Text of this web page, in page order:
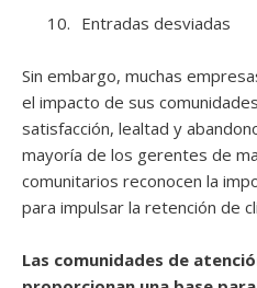
Entradas desviadas
Sin embargo, muchas
el impacto de sus
satisfacción, lealtad y
mayoría de los gerentes de
comunitarios reconocen la
para impulsar la retención de
Las comunidades de